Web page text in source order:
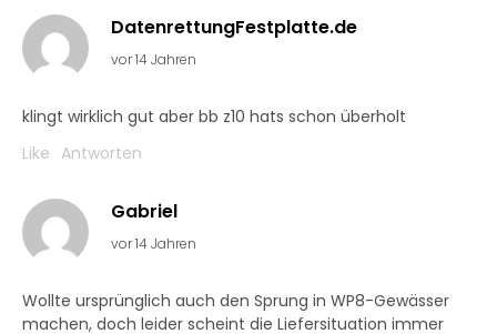
DatenrettungFestplatte.de
vor 14 Jahren
klingt wirklich gut aber bb z10 hats schon überholt
Like Antworten
Gabriel
vor 14 Jahren
Wollte ursprünglich auch den Sprung in WP8-Gewässer
machen, doch leider scheint die Liefersituation immer